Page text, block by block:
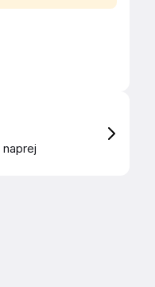
naprej